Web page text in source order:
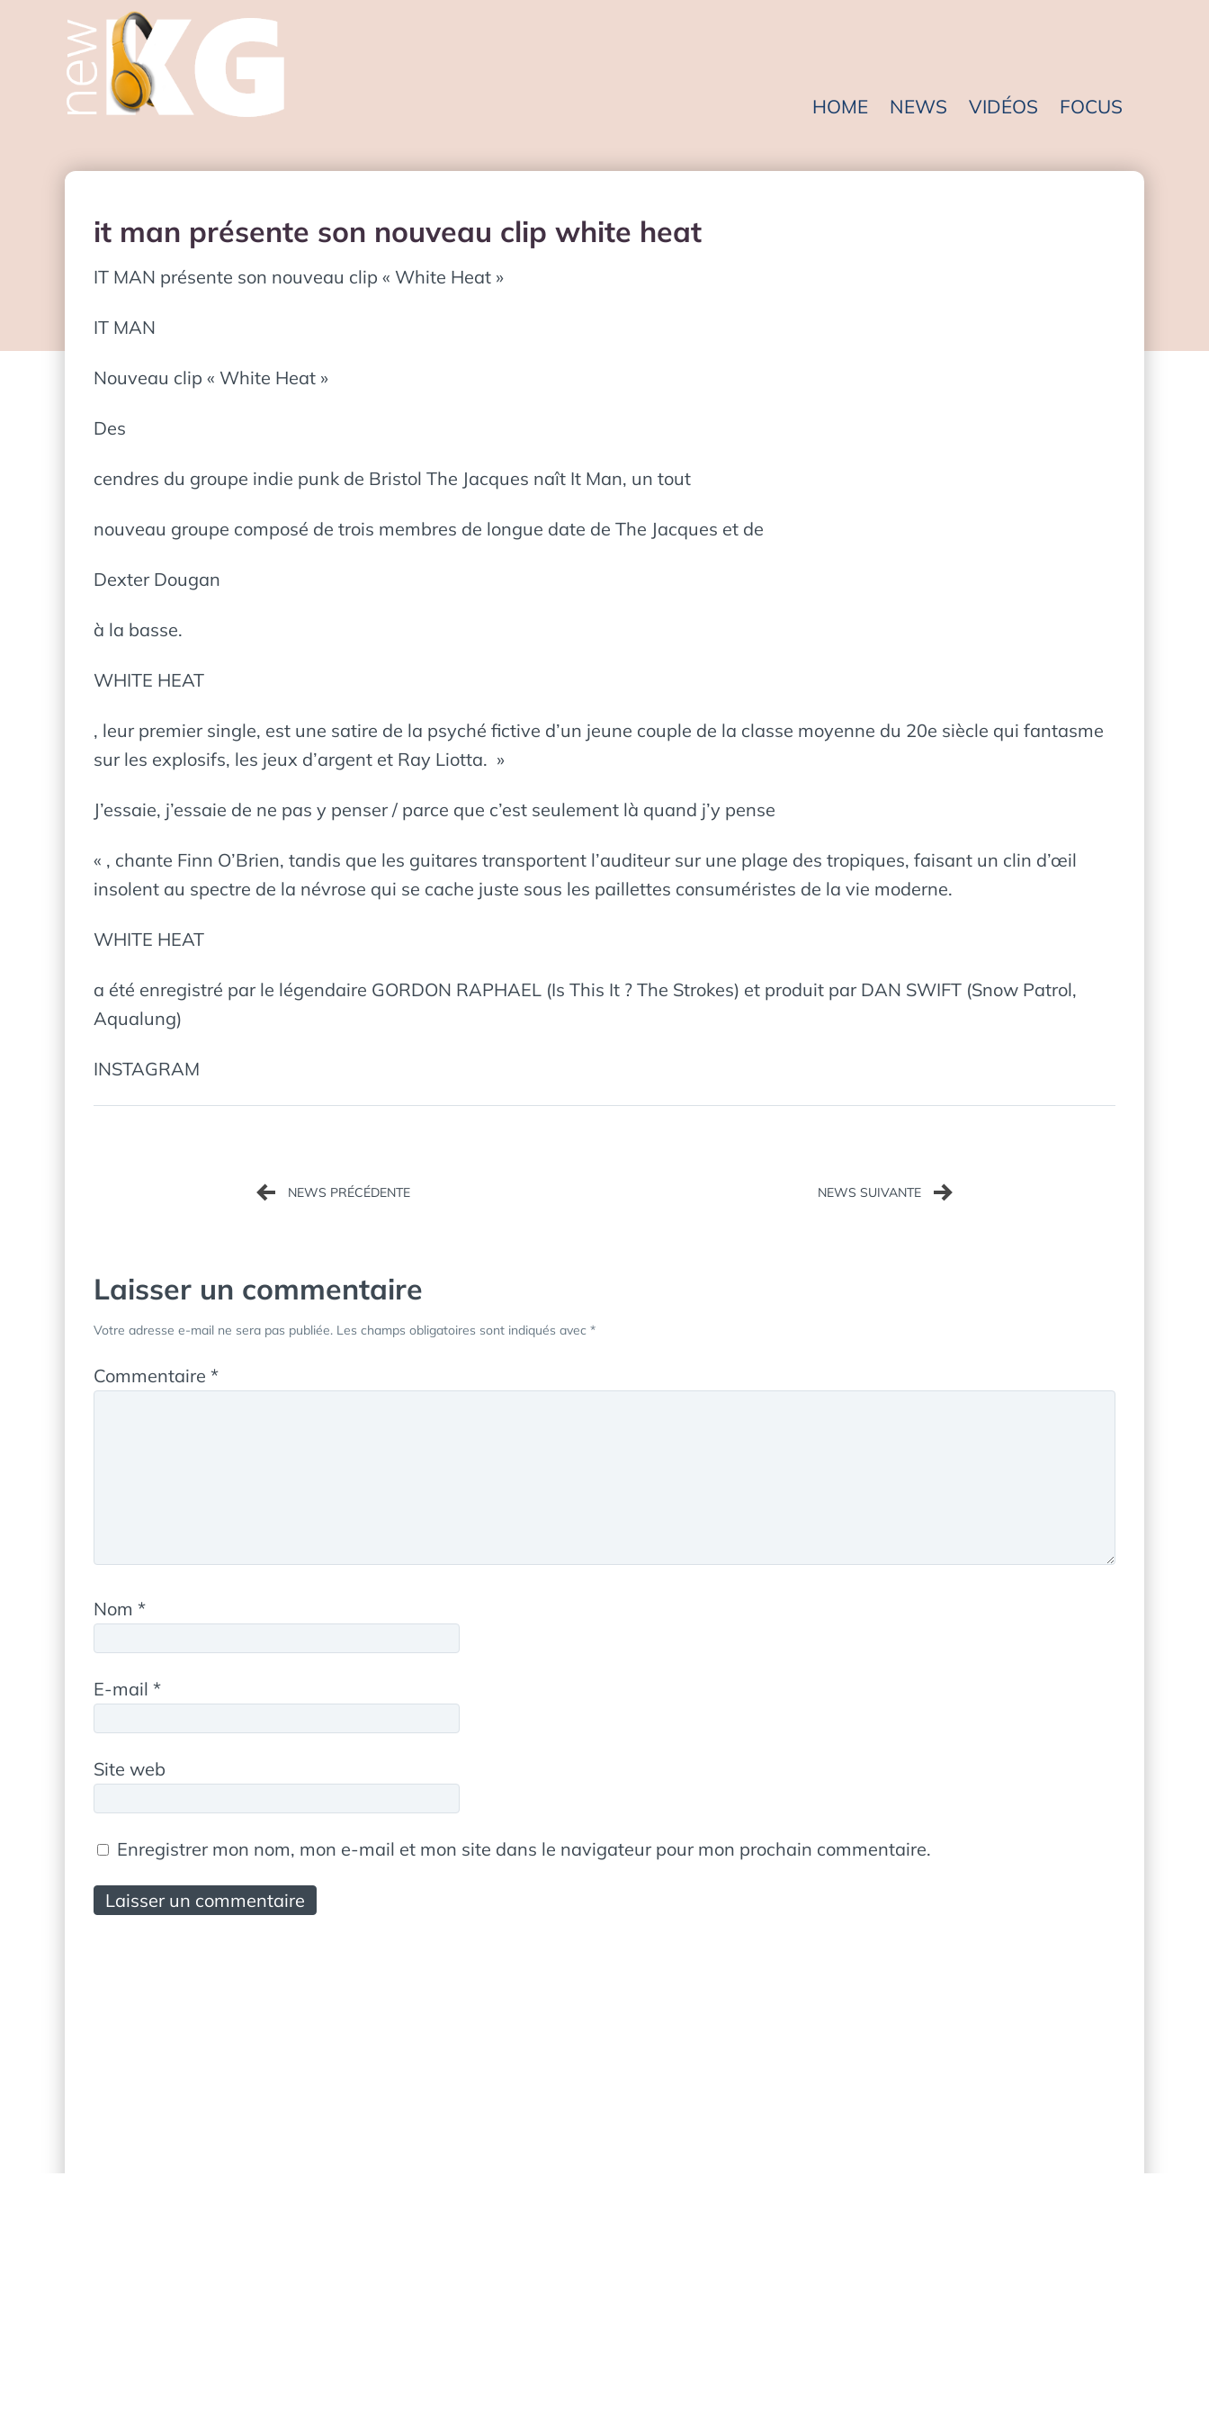
HOME NEWS VIDÉOS FOCUS
it man présente son nouveau clip white heat
IT MAN présente son nouveau clip « White Heat »
IT MAN
Nouveau clip « White Heat »
Des
cendres du groupe indie punk de Bristol The Jacques naît It Man, un tout
nouveau groupe composé de trois membres de longue date de The Jacques et de
Dexter Dougan
à la basse.
WHITE HEAT
, leur premier single, est une satire de la psyché fictive d’un jeune couple de la classe moyenne du 20e siècle qui fantasme
sur les explosifs, les jeux d’argent et Ray Liotta. »
J’essaie, j’essaie de ne pas y penser / parce que c’est seulement là quand j’y pense
« , chante Finn O’Brien, tandis que les guitares transportent l’auditeur sur une plage des tropiques, faisant un clin d’œil
insolent au spectre de la névrose qui se cache juste sous les paillettes consuméristes de la vie moderne.
WHITE HEAT
a été enregistré par le légendaire GORDON RAPHAEL (Is This It ? The Strokes) et produit par DAN SWIFT (Snow Patrol,
Aqualung)
INSTAGRAM
de
Laisser un commentaire
Votre adresse e-mail ne sera pas publiée. Les champs obligatoires sont indiqués avec *
Commentaire *
Nom *
E-mail *
Site web
Enregistrer mon nom, mon e-mail et mon site dans le navigateur pour mon prochain commentaire.